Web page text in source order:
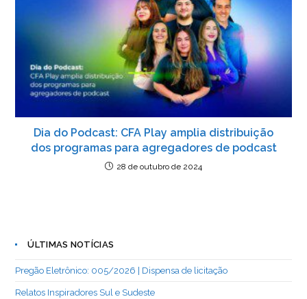
Dia do Podcast: CFA Play amplia distribuição
dos programas para agregadores de podcast
28 de outubro de 2024
ÚLTIMAS NOTÍCIAS
Pregão Eletrônico: 005/2026 | Dispensa de licitação
Relatos Inspiradores Sul e Sudeste